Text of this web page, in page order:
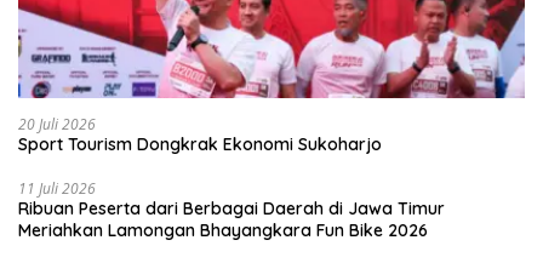
20 Juli 2026
Sport Tourism Dongkrak Ekonomi Sukoharjo
11 Juli 2026
Ribuan Peserta dari Berbagai Daerah di Jawa Timur
Meriahkan Lamongan Bhayangkara Fun Bike 2026